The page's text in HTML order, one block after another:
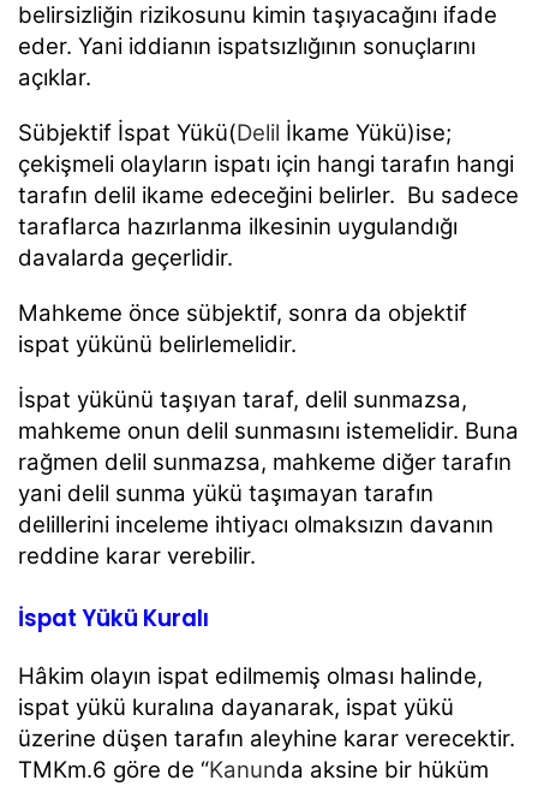
belirsizliğin rizikosunu kimin taşıyacağını ifade
eder. Yani iddianın ispatsızlığının sonuçlarını
açıklar.
Sübjektif İspat Yükü(Delil İkame Yükü)ise;
çekişmeli olayların ispatı için hangi tarafın hangi
tarafın delil ikame edeceğini belirler. Bu sadece
taraflarca hazırlanma ilkesinin uygulandığı
davalarda geçerlidir.
Mahkeme önce sübjektif, sonra da objektif
ispat yükünü belirlemelidir.
İspat yükünü taşıyan taraf, delil sunmazsa,
mahkeme onun delil sunmasını istemelidir. Buna
rağmen delil sunmazsa, mahkeme diğer tarafın
yani delil sunma yükü taşımayan tarafın
delillerini inceleme ihtiyacı olmaksızın davanın
reddine karar verebilir.
İspat Yükü Kuralı
Hâkim olayın ispat edilmemiş olması halinde,
ispat yükü kuralına dayanarak, ispat yükü
üzerine düşen tarafın aleyhine karar verecektir.
TMKm.6 göre de “Kanunda aksine bir hüküm